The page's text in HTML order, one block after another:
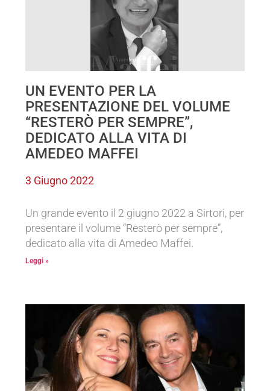
UN EVENTO PER LA
PRESENTAZIONE DEL VOLUME
“RESTERÒ PER SEMPRE”,
DEDICATO ALLA VITA DI
AMEDEO MAFFEI
3 Giugno 2022
Un grande evento il 2 giugno 2022 a Sirtori, per
presentare il volume “Resterò per sempre”,
dedicato alla vita di Amedeo Maffei.
Leggi »